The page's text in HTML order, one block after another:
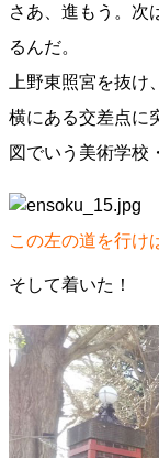
さあ、進もう。次
るんだ。
上野東照宮を抜
横にある交差点に
図でいう美術学校
この左の道を行け
そして着いた！